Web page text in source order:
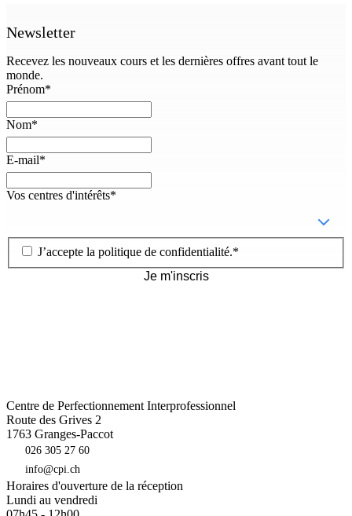
Newsletter
Recevez les nouveaux cours et les dernières offres avant tout le
monde.
Prénom*
Nom*
E-mail*
Vos centres d'intérêts*
J’accepte la politique de confidentialité.*
Je m'inscris
Centre de Perfectionnement Interprofessionnel
Route des Grives 2
1763 Granges-Paccot
026 305 27 60
info@cpi.ch
Horaires d'ouverture de la réception
Lundi au vendredi